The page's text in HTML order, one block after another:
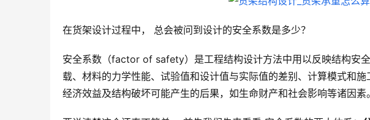
在货架设计过程中， 总会被问到设计的安全系数是多少？
安全系数（factor of safety）是工程结构设计方法中用以反映结构安
载、材料的力学性能、试验值和设计值与实际值的差别、计算模式和
经济效益及结构破坏可能产生的后果，如生命财产和社会影响等诸因素。